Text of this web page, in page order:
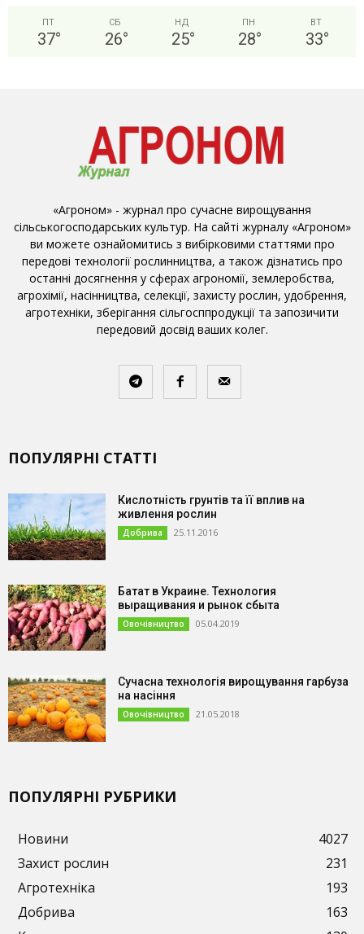
ПТ
37°
СБ
26°
НД
25°
ПН
28°
ВТ
33°
«Агроном» - журнал про сучасне вирощування
сільськогосподарських культур. На сайті журналу «Агроном»
ви можете ознайомитись з вибірковими статтями про
передові технології рослинництва, а також дізнатись про
останні досягнення у сферах агрономії, землеробства,
агрохімії, насінництва, селекції, захисту рослин, удобрення,
агротехніки, зберігання сільгосппродукції та запозичити
передовий досвід ваших колег.
ПОПУЛЯРНІ СТАТТІ
Кислотність грунтів та її вплив на
живлення рослин
Добрива 25.11.2016
Батат в Украине. Технология
выращивания и рынок сбыта
Овочівництво 05.04.2019
Сучасна технологія вирощування гарбуза
на насіння
Овочівництво 21.05.2018
ПОПУЛЯРНІ РУБРИКИ
Новини
4027
Захист рослин
231
Агротехніка
193
Добрива
163